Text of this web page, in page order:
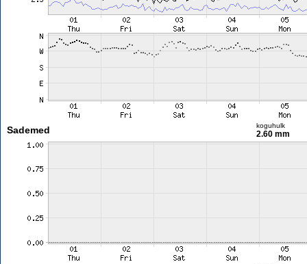
Sademed koguhulk
2.60 mm